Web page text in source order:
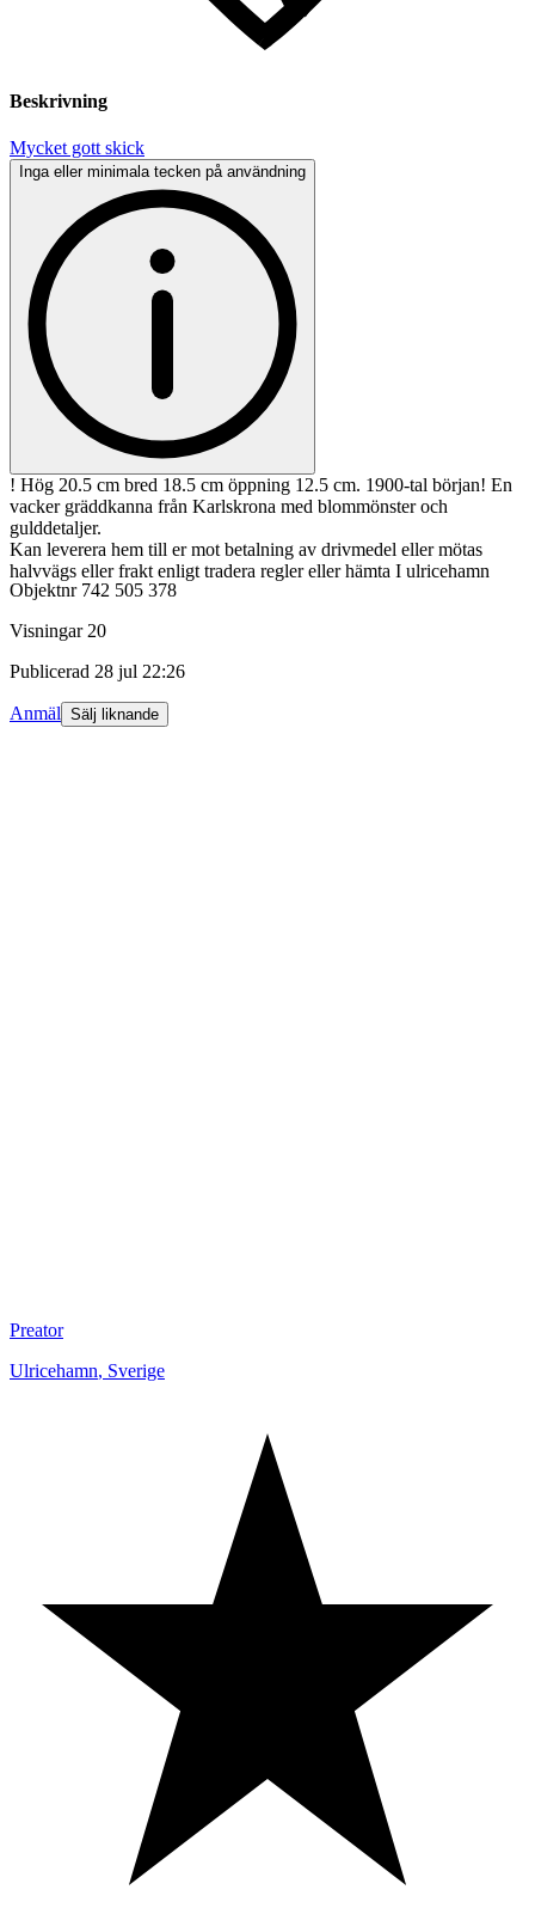
Beskrivning
Mycket gott skick
Inga eller minimala tecken på användning
! Hög 20.5 cm bred 18.5 cm öppning 12.5 cm. 1900-tal början! En
vacker gräddkanna från Karlskrona med blommönster och
gulddetaljer.
Kan leverera hem till er mot betalning av drivmedel eller mötas
halvvägs eller frakt enligt tradera regler eller hämta I ulricehamn
Objektnr 742 505 378
Visningar 20
Publicerad 28 jul 22:26
Anmäl Sälj liknande
Preator
Ulricehamn, Sverige